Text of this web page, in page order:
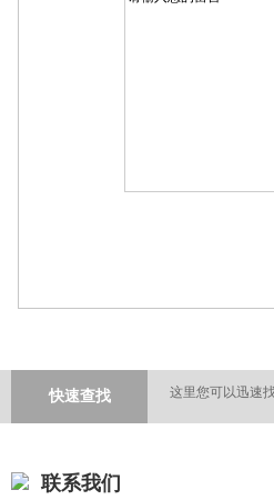
快速查找 这里您可以迅速
联系我们